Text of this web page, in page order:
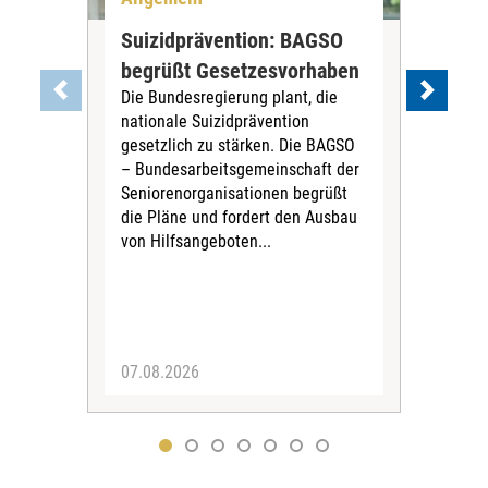
Suizidprävention: BAGSO
begrüßt Gesetzesvorhaben
Die Bundesregierung plant, die
nationale Suizidprävention
gesetzlich zu stärken. Die BAGSO
– Bundesarbeitsgemeinschaft der
Seniorenorganisationen begrüßt
die Pläne und fordert den Ausbau
von Hilfsangeboten...
07.08.2026